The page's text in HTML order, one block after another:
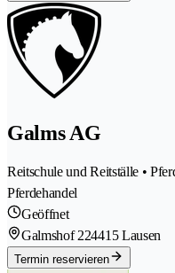
Galms AG
Reitschule und Reitställe •
Pferdehandel
Geöffnet
Galmshof 224415 Lausen
Termin reservieren